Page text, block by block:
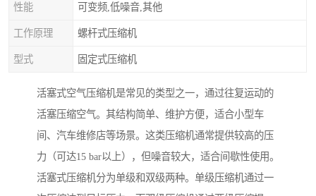
性能 可变频,低噪音,其他
工作原理 螺杆式压缩机
型式 固定式压缩机
活塞式空气压缩机是常见的类型之一，通过往复运动的
活塞压缩空气。其结构简单、维护方便，适合小型车
间、汽车维修店等场景。这类压缩机通常提供较高的压
力（可达15 bar以上），但噪音较大，适合间歇性使用。
活塞式压缩机分为单级和双级两种。单级压缩机通过一